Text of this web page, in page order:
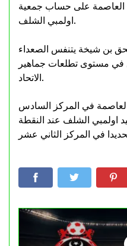
بنتيجة 1-0 لاتحاد العاصمة على حساب جمعية
اولمبي الشلف.
بن شيخة يتنفس الصعداء
في مستوى تطلعات جماهير
الاتحاد.
العاصمة في المركز السادس
رصيد اولمبي الشلف عند النقطة